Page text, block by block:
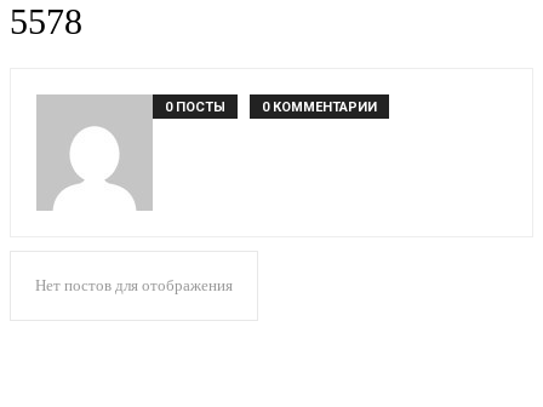
5578
0 ПОСТЫ 0 КОММЕНТАРИИ
Нет постов для отображения